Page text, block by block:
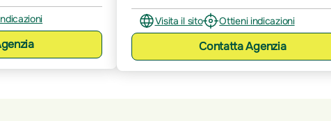
Visita il sito Ottieni indicazioni
ContattaAgenzia